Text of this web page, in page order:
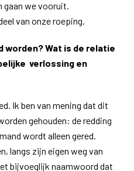
gaan we vooruit.
van onze roeping.
worden? Wat is de relatie
verlossing en
Ik ben van mening dat dit
gehouden: de redding
wordt alleen gered.
langs zijn eigen weg van
bijvoeglijk naamwoord dat